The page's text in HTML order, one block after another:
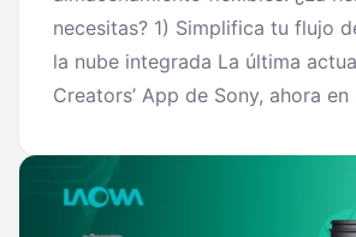
necesitas? 1) Simplifica tu flujo
la nube integrada La última
Creators’ App de Sony, ahora en